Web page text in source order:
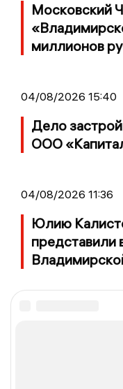
Московский
миллионов
04/08/2026 15:40
Дело
ООО
04/08/2026 11:36
Юлию
представили